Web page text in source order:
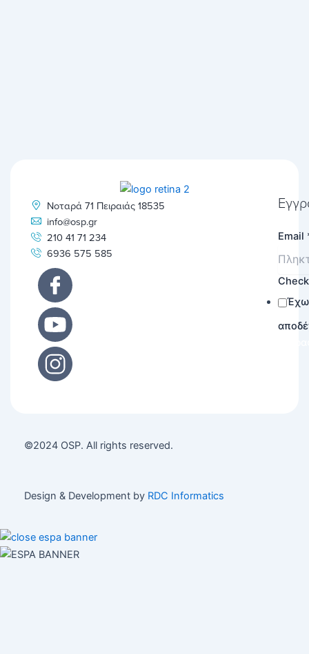
Νοταρά 71 Πειραιάς 18535
info@osp.gr
210 41 71 234
6936 575 585
Email
Έχω
©2024 OSP. All rights reserved.
Design & Development by RDC Informatics